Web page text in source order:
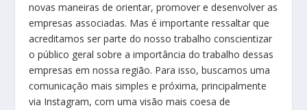
novas maneiras de orientar, promover e desenvolver as
empresas associadas. Mas é importante ressaltar que
acreditamos ser parte do nosso trabalho conscientizar
o público geral sobre a importância do trabalho dessas
empresas em nossa região. Para isso, buscamos uma
comunicação mais simples e próxima, principalmente
via Instagram, com uma visão mais coesa de